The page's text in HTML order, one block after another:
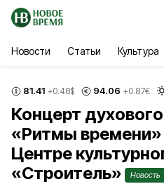
Новости Статьи Культура
81.41 +0.48$ 94.06 +0.87€
Концерт
«Ритмы времени»
Центре
«Строитель»
Новость